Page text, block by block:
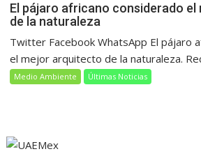
El pájaro africano considerado
de la naturaleza
Twitter Facebook WhatsApp El pájaro
el mejor arquitecto de la naturaleza.
Medio Ambiente Últimas Noticias